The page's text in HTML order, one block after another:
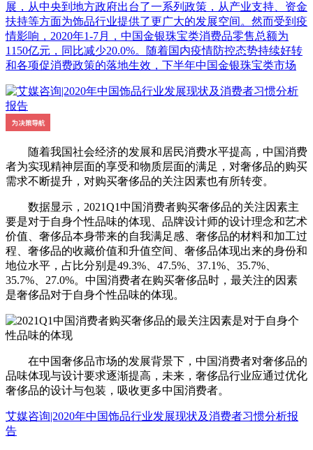
展，从中央到地方政府出台了一系列政策，从产业支持、资金
扶持等方面为饰品行业提供了更广大的发展空间。然而受到疫
情影响，2020年1-7月，中国金银珠宝类消费品零售总额为
1150亿元，同比减少20.0%。随着国内疫情防控态势持续好转
和各项促消费政策的落地生效，下半年中国金银珠宝类市场
随着我国社会经济的发展和居民消费水平提高，中国消费
者为实现精神层面的享受和物质层面的满足，对奢侈品的购买
需求不断提升，对购买奢侈品的关注因素也有所转变。
数据显示，2021Q1中国消费者购买奢侈品的关注因素主
要是对于自身个性品味的体现、品牌设计师的设计理念和艺术
价值、奢侈品本身带来的自我满足感、奢侈品的材料和加工过
程、奢侈品的收藏价值和升值空间、奢侈品体现出来的身份和
地位水平，占比分别是49.3%、47.5%、37.1%、35.7%、
35.7%、27.0%。中国消费者在购买奢侈品时，最关注的因素
是奢侈品对于自身个性品味的体现。
在中国奢侈品市场的发展背景下，中国消费者对奢侈品的
品味体现与设计要求逐渐提高，未来，奢侈品行业应通过优化
奢侈品的设计与包装，吸收更多中国消费者。
艾媒咨询|2020年中国饰品行业发展现状及消费者习惯分析报
告